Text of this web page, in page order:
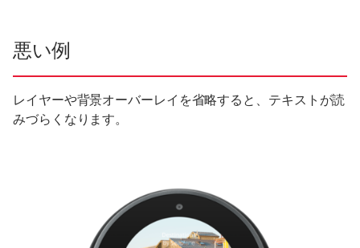
悪い例
レイヤーや背景オーバーレイを省略すると、テキストが読
みづらくなります。